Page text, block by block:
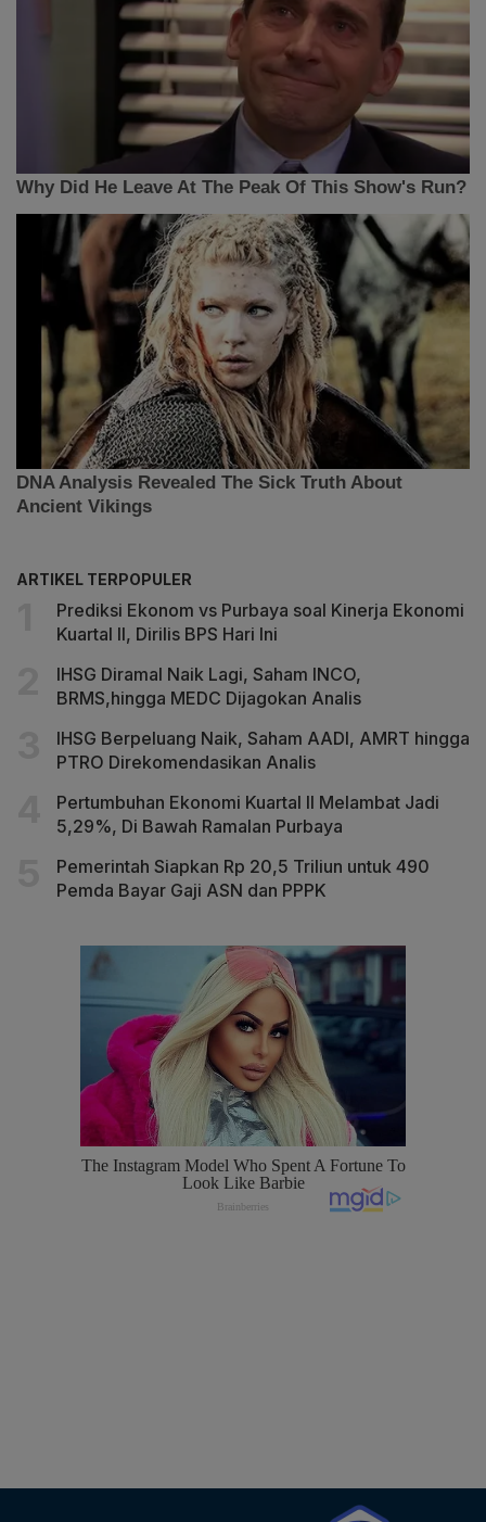
ARTIKEL TERPOPULER
Prediksi Ekonom vs Purbaya soal Kinerja Ekonomi
Kuartal II, Dirilis BPS Hari Ini
IHSG Diramal Naik Lagi, Saham INCO,
BRMS,hingga MEDC Dijagokan Analis
IHSG Berpeluang Naik, Saham AADI, AMRT hingga
PTRO Direkomendasikan Analis
Pertumbuhan Ekonomi Kuartal II Melambat Jadi
5,29%, Di Bawah Ramalan Purbaya
Pemerintah Siapkan Rp 20,5 Triliun untuk 490
Pemda Bayar Gaji ASN dan PPPK